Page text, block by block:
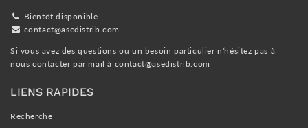
Bientôt disponible
contact@asedistrib.com
Si vous avez des questions ou un besoin particulier n'hésitez pas à
nous contacter par mail à contact@asedistrib.com
LIENS RAPIDES
Recherche